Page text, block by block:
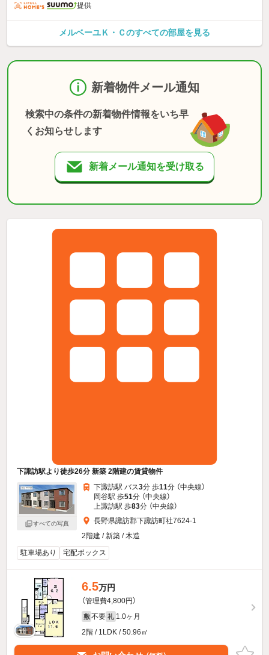
提供
メルベーユＫ・Ｃのすべての部屋を見る
新着物件メール通知
検索中の条件の新着物件情報をいち早
くお知らせします
新着メール通知を受け取る
下諏訪駅より徒歩26分 新築 2階建の賃貸物件
すべての写真
下諏訪駅 バス3分 歩11分 （中央線）
岡谷駅 歩51分 （中央線）
上諏訪駅 歩83分 （中央線）
長野県諏訪郡下諏訪町社7624-1
2階建 / 新築 / 木造
駐車場あり
宅配ボックス
6.5万円
（管理費4,800円）
敷 不要 礼 1.0ヶ月
2階 / 1LDK / 50.96㎡